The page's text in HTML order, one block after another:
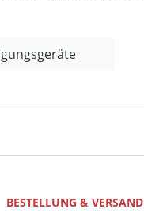
BESTELLUNG & VERSAND